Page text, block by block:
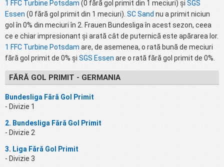
1 FFC Turbine Potsdam (0 fără gol primit din 1 meciuri) și SGS
Essen (0 fără gol primit din 1 meciuri). SC Sand nu a primit niciun
gol în 0% din meciuri în 2. Frauen Bundesliga în acest sezon, ceea
ce e chiar impresionant și arată cât de puternică este apărarea lor.
1 FFC Turbine Potsdam are, de asemenea, o rată bună de meciuri
fără gol primit de 0% și SGS Essen are o rată fără gol primit de 0%.
FĂRĂ GOL PRIMIT - GERMANIA
Bundesliga Fără Gol Primit
- Divizie 1
2. Bundesliga Fără Gol Primit
- Divizie 2
3. Liga Fără Gol Primit
- Divizie 3